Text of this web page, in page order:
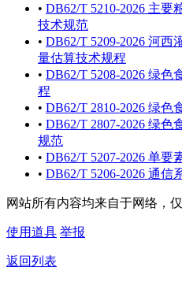
• DB62/T 5210-2026 主
技术规范
• DB62/T 5209-2026 河
量估算技术规程
• DB62/T 5208-2026 绿
程
• DB62/T 2810-2026 绿
• DB62/T 2807-2026 绿
规范
• DB62/T 5207-2026 单
• DB62/T 5206-2026 通
网站所有内容均来自于网络，
使用道具 举报
返回列表